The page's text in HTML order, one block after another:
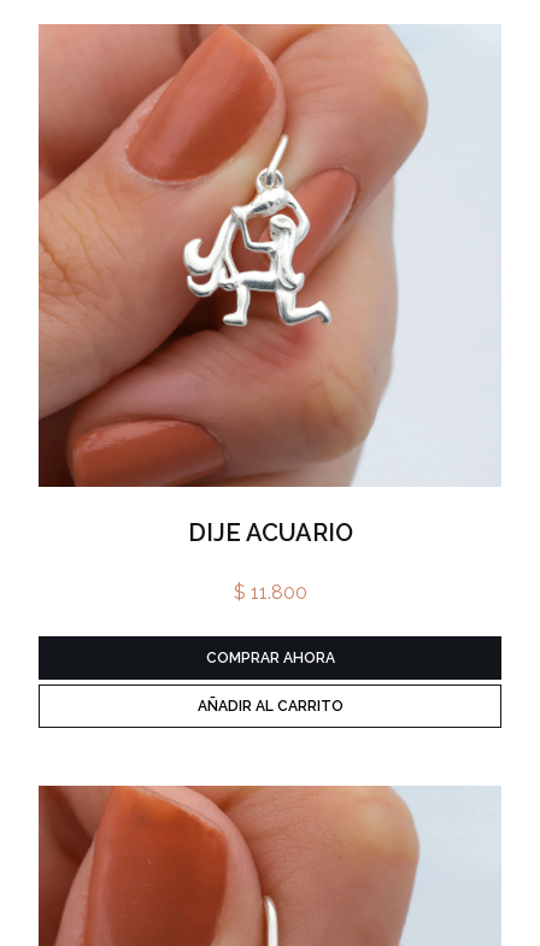
ESCLAVAS ABRIDORES
DIJE ACUARIO
$ 11.800
COMPRAR AHORA
AÑADIR AL CARRITO